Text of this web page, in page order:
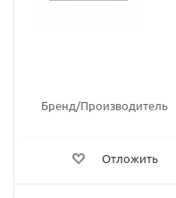
Бренд/Производитель
Отложить